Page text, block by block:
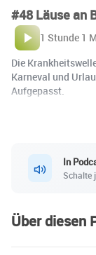
#48 Läuse an
1 Stunde 1
Die
Karneval und
Aufgepasst.
In
Schalte
Über diesen